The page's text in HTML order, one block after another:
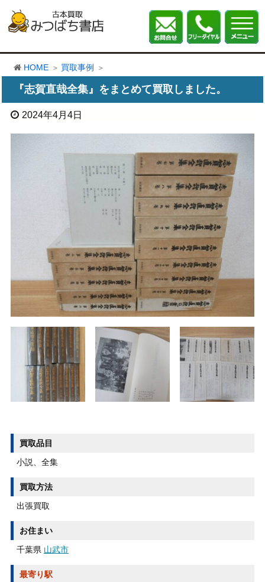
HOME 買取事例
『志賀直哉全集』をまとめて買取しました。
2024年4月4日
買取品目
小説、全集
買取方法
出張買取
お住まい
千葉県 山武市
最寄り駅